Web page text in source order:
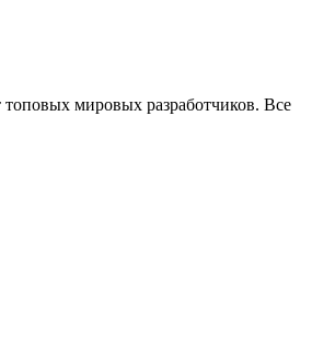
мировых разработчиков. Все